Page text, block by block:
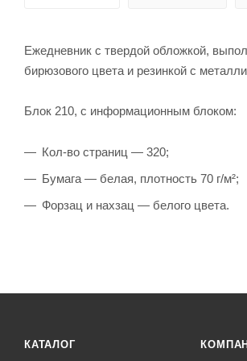
Ежедневник с твердой обложкой,
бирюзового цвета и резинкой с
Блок 210, с информационным блоком:
Кол-во страниц — 320;
Бумага — белая, плотность 70 г/м²;
Форзац и нахзац — белого цвета.
КАТАЛОГ